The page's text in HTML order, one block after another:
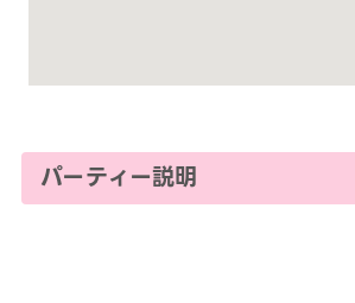
パーティー説明